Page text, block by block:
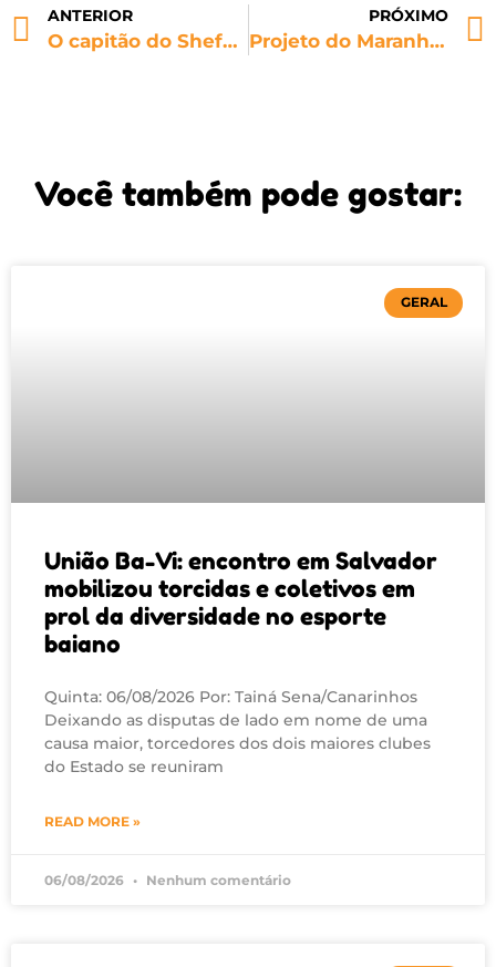
ANTERIOR
O capitão do Sheffield United é o primeiro jogador a recusar a campanha do orgulho LGBTQIA+
PRÓXIMO
Projeto do Maranhão contra LGBTFobia é destaque do prêmio Innovare na categoria CNJ
Você também pode gostar:
GERAL
União Ba-Vi: encontro em Salvador
mobilizou torcidas e coletivos em
prol da diversidade no esporte
baiano
Quinta: 06/08/2026 Por: Tainá Sena/Canarinhos
Deixando as disputas de lado em nome de uma
causa maior, torcedores dos dois maiores clubes
do Estado se reuniram
READ MORE »
06/08/2026 Nenhum comentário